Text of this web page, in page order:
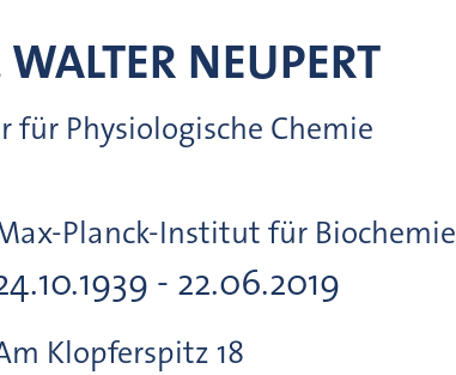
WALTER NEUPERT
für Physiologische Chemie
Planck-Institut für Biochemie
- 22.06.2019
Klopferspitz 18